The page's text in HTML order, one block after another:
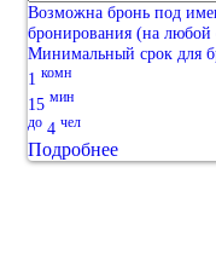
Возможна бронь под
бронирования (на любой
Минимальный срок для
1 комн
15 мин
до 4 чел
Подробнее